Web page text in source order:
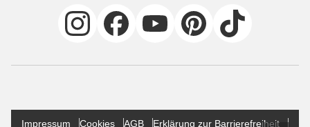
Impressum Cookies AGB Erklärung zur Barrierefreiheit